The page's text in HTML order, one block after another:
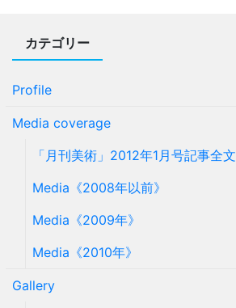
カテゴリー
Profile
Media coverage
「月刊美術」2012年1月号記事全文
Media《2008年以前》
Media《2009年》
Media《2010年》
Gallery